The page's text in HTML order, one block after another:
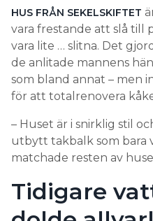
HUS FRÅN SEKELSKIFTET
vara frestande att slå till
vara lite … slitna. Det
de anlitade mannens
som bland annat – men
för att totalrenovera
– Huset är i snirklig stil
utbytt takbalk som bara
matchade resten av
Tidigare